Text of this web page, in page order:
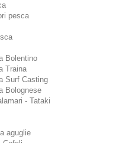
pesca
Bolentino
Traina
Surf Casting
Bolognese
- Tataki
aguglie